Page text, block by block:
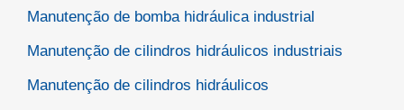
Manutenção de bomba hidráulica industrial
Manutenção de cilindros hidráulicos industriais
Manutenção de cilindros hidráulicos